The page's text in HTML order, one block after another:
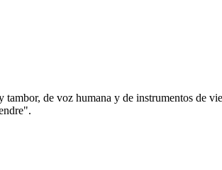
de voz humana y de instrumentos de